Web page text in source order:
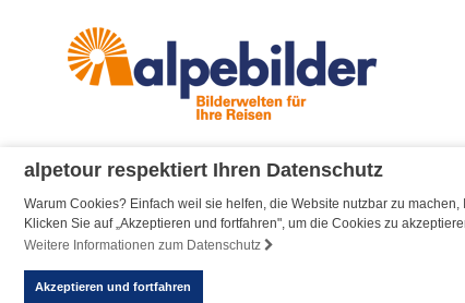
alpetour respektiert Ihren Datenschutz
Warum Cookies? Einfach weil sie helfen, die Website nutzbar zu
Klicken Sie auf „Akzeptieren und fortfahren", um die Cookies zu
Weitere Informationen zum Datenschutz
Akzeptieren und fortfahren